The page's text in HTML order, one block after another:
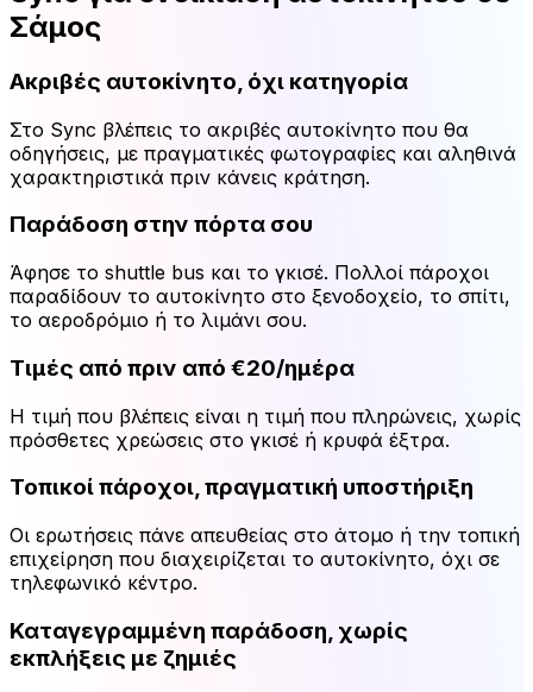
Σάμος
Ακριβές αυτοκίνητο, όχι κατηγορία
Στο Sync βλέπεις το ακριβές αυτοκίνητο που θα
οδηγήσεις, με πραγματικές φωτογραφίες και αληθινά
χαρακτηριστικά πριν κάνεις κράτηση.
Παράδοση στην πόρτα σου
Άφησε το shuttle bus και το γκισέ. Πολλοί πάροχοι
παραδίδουν το αυτοκίνητο στο ξενοδοχείο, το σπίτι,
το αεροδρόμιο ή το λιμάνι σου.
Τιμές από πριν από €20/ημέρα
Η τιμή που βλέπεις είναι η τιμή που πληρώνεις, χωρίς
πρόσθετες χρεώσεις στο γκισέ ή κρυφά έξτρα.
Τοπικοί πάροχοι, πραγματική υποστήριξη
Οι ερωτήσεις πάνε απευθείας στο άτομο ή την τοπική
επιχείρηση που διαχειρίζεται το αυτοκίνητο, όχι σε
τηλεφωνικό κέντρο.
Καταγεγραμμένη παράδοση, χωρίς
εκπλήξεις με ζημιές